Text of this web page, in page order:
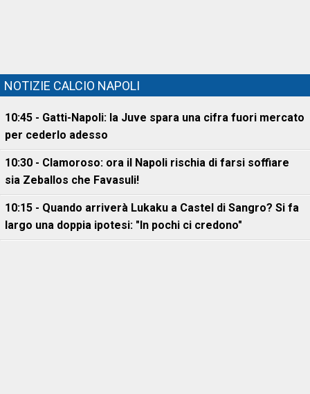
NOTIZIE CALCIO NAPOLI
10:45 - Gatti-Napoli: la Juve spara una cifra fuori mercato
per cederlo adesso
10:30 - Clamoroso: ora il Napoli rischia di farsi soffiare
sia Zeballos che Favasuli!
10:15 - Quando arriverà Lukaku a Castel di Sangro? Si fa
largo una doppia ipotesi: "In pochi ci credono"